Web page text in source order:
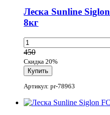
Леска Sunline
8кг
450
Скидка 20%
Артикул: pr-78963